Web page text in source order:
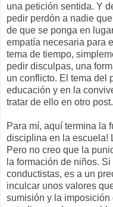
una petición sentida. Y
pedir perdón a nadie
de que se ponga en
empatía necesaria para
tema de tiempo,
pedir disculpas, una
un conflicto. El tema del
educación y en la
tratar de ello en otro
Para mí, aquí termina la
disciplina en la escuela!
Pero no creo que la
la formación de niños.
conductistas, es a un
inculcar unos valores
sumisión y la imposición